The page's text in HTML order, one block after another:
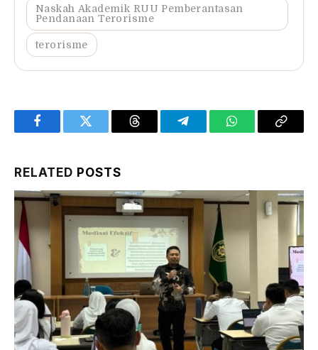
Naskah Akademik RUU Pemberantasan
Pendanaan Terorisme
terorisme
FacebookTwitter Threads TelegramWhatsAppCopy
RELATED POSTS